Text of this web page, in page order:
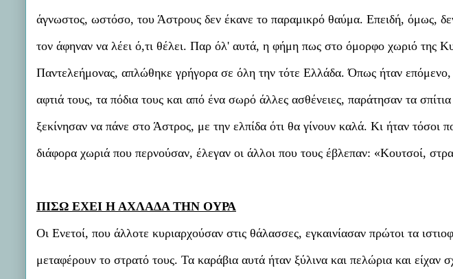
άγνωστος, ωστόσο, του Άστρους δεν έκανε το παραμικρό θαύμα. Επειδή, όμως,
τον άφηναν να λέει ό,τι θέλει. Παρ όλ' αυτά, η φήμη πως στο όμορφο χωριό της
Παντελεήμονας, απλώθηκε γρήγορα σε όλη την τότε Ελλάδα. Όπως ήταν επόμενο,
αφτιά τους, τα πόδια τους και από ένα σωρό άλλες ασθένειες, παράτησαν τα σπίτια
ξεκίνησαν να πάνε στο Άστρος, με την ελπίδα ότι θα γίνουν καλά. Κι ήταν τόσοι
διάφορα χωριά που περνούσαν, έλεγαν οι άλλοι που τους έβλεπαν: «Κουτσοί,
ΠΙΣΩ ΕΧΕΙ Η ΑΧΛΑΔΑ ΤΗΝ ΟΥΡΑ
Οι Ενετοί, που άλλοτε κυριαρχούσαν στις θάλασσες, εγκαινίασαν πρώτοι τα
μεταφέρουν το στρατό τους. Τα καράβια αυτά ήταν ξύλινα και πελώρια και είχαν